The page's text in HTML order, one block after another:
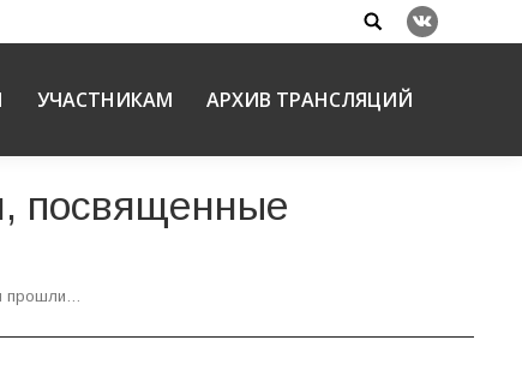
Search:
Вконтакте
УЧАСТНИКАМ АРХИВ ТРАНСЛЯЦИЙ
посвященные
прошли…